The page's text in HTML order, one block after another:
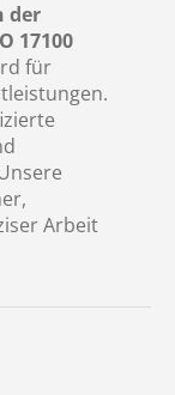
der
17100
für
Arbeit